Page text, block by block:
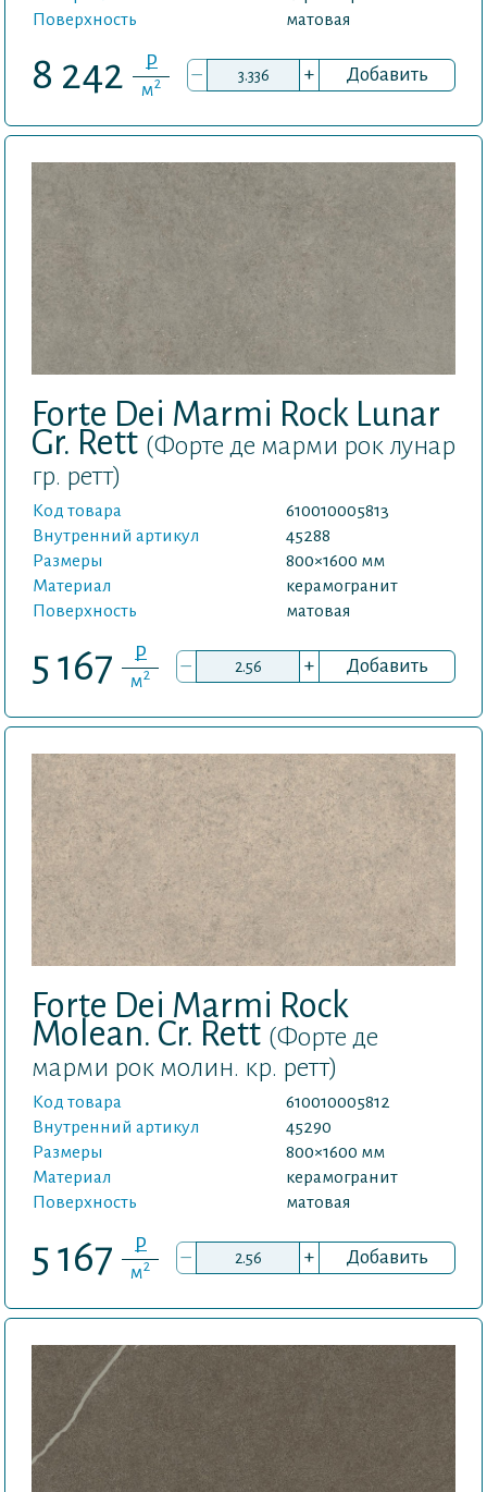
Поверхность
матовая
8 242 P
м2 – + Добавить
Forte Dei Marmi Rock Lunar
Gr. Rett (Форте де марми рок лунар
гр. ретт)
Код товара
610010005813
Внутренний артикул
45288
Размеры
800×1600 мм
Материал
керамогранит
Поверхность
матовая
5 167 P
м2 – + Добавить
Forte Dei Marmi Rock
Molean. Cr. Rett (Форте де
марми рок молин. кр. ретт)
Код товара
610010005812
Внутренний артикул
45290
Размеры
800×1600 мм
Материал
керамогранит
Поверхность
матовая
5 167 P
м2 – + Добавить